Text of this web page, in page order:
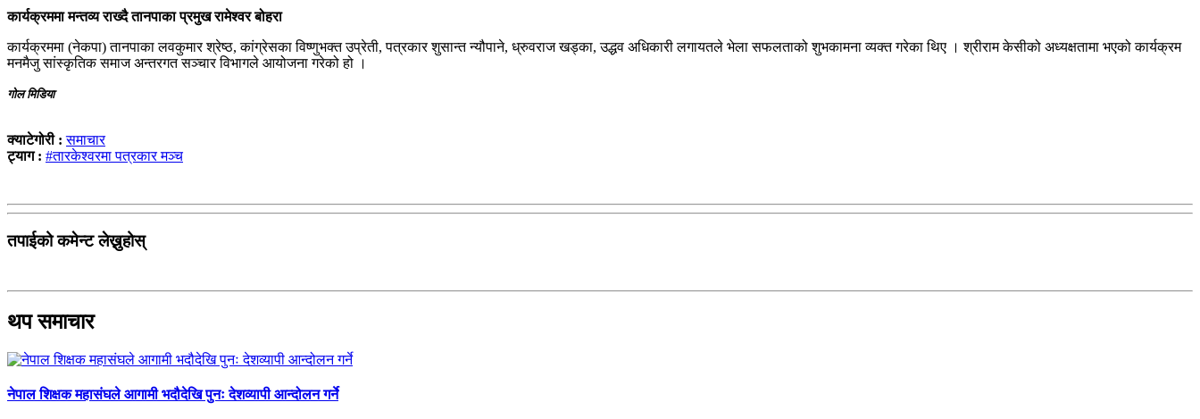
कार्यक्रममा मन्तव्य राख्दै तानपाका प्रमुख रामेश्वर बोहरा
कार्यक्रममा (नेकपा) तानपाका लवकुमार श्रेष्ठ, कांग्रेसका विष्णुभक्त उप्रेती, पत्रकार शुसान्त न्यौपाने, ध्रुवराज खड्का, उद्धव अधिकारी लगायतले भेला सफलताको शुभकामना व्यक्त गरेका थिए । श्रीराम केसीको अध्यक्षतामा भएको कार्यक्रम
मनमैजु सांस्कृतिक समाज अन्तरगत सञ्चार विभागले आयोजना गरेको हो ।
गोल मिडिया
क्याटेगोरी :समाचार
ट्याग : #तारकेश्वरमा पत्रकार मञ्च
तपाईको कमेन्ट लेख्नुहोस्
थप समाचार
नेपाल शिक्षक महासंघले आगामी भदौदेखि पुनः देशव्यापी आन्दोलन गर्ने